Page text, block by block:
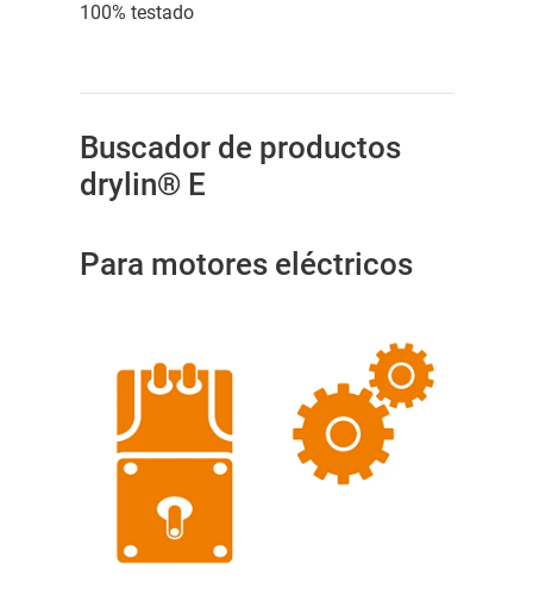
100% testado
Buscador de productos
drylin® E
Para motores eléctricos